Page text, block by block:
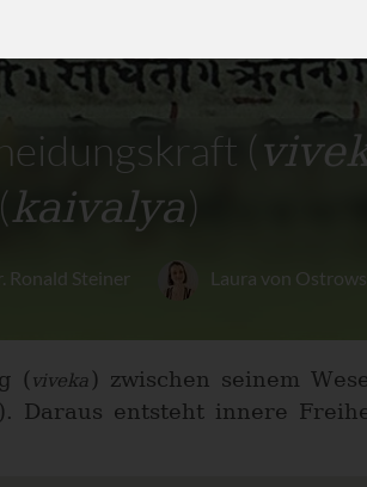
(
(kaivalya)
Ronald Steiner Laura von
(viveka) zwischen seinem
). Daraus entsteht innere